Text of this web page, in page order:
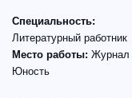
Специальность:
Литературный работник
Место работы: Журнал
Юность